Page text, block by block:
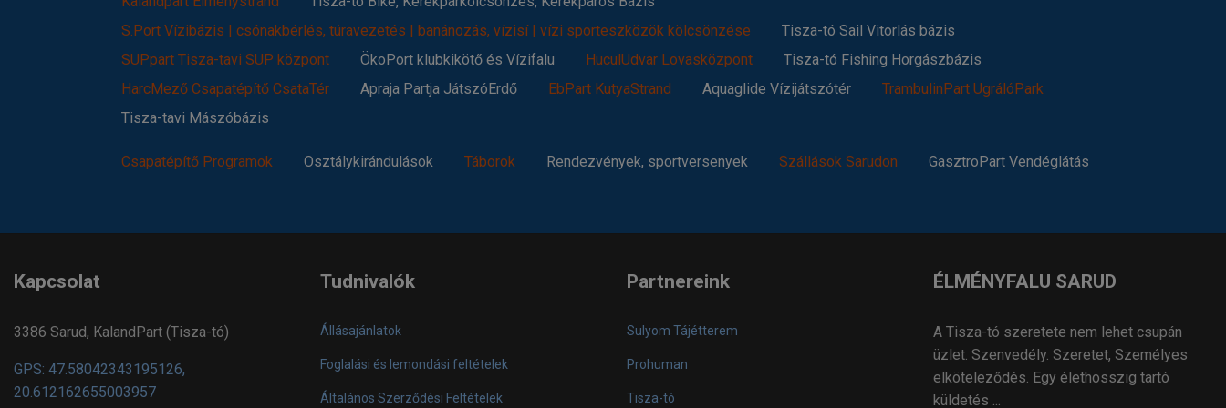
S.Port Vízibázis | csónakbérlés, túravezetés | banánozás, vízisí | vízi sporteszközök kölcsönzése
Tisza-tó Sail Vitorlás bázis
SUPpart Tisza-tavi SUP központ
ÖkoPort klubkikötő és Vízifalu HuculUdvar Lovasközpont
Tisza-tó Fishing Horgászbázis
HarcMező Csapatépítő CsataTér
Apraja Partja JátszóErdő EbPart KutyaStrand Aquaglide Vízijátszótér
TrambulinPart UgrálóPark
Tisza-tavi Mászóbázis
Csapatépítő Programok Osztálykirándulások Táborok Rendezvények, sportversenyek Szállások Sarudon GasztroPart Vendéglátás
Kapcsolat
3386 Sarud, KalandPart (Tisza-tó)
GPS: 47.58042343195126,
20.612162655003957
Tudnivalók
Állásajánlatok
Foglalási és lemondási feltételek
Általános Szerződési Feltételek
Partnereink
Sulyom Tájétterem
Prohuman
Tisza-tó
ÉLMÉNYFALU SARUD
A Tisza-tó szeretete nem lehet csupán
üzlet. Szenvedély. Szeretet, Személyes
elköteleződés. Egy élethosszig tartó
küldetés ...